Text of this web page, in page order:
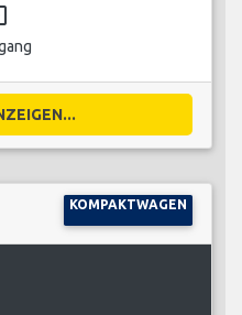
KOMPAKTWAGEN